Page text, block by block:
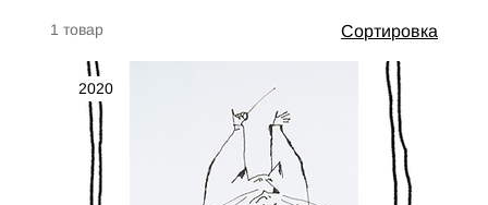
1 товар Сортировка
2020